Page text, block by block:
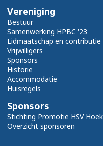
Vereniging
Bestuur
Samenwerking HPBC '23
Lidmaatschap en contributie
Vrijwilligers
Sponsors
Historie
Accommodatie
Huisregels
Sponsors
Stichting Promotie HSV Hoek
Overzicht sponsoren